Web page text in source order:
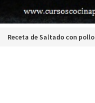
Receta de Saltado con pollo